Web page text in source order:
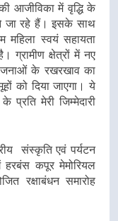
आजीविका में वृद्धि के
जा रहे हैं। इसके साथ
महिला स्वयं सहायता
ग्रामीण क्षेत्रों में नए
के रखरखाव का
को दिया जाएगा। ये
मेरी जिम्मेदारी
संस्कृति एवं पर्यटन
कपूर मेमोरियल
रक्षाबंधन समारोह